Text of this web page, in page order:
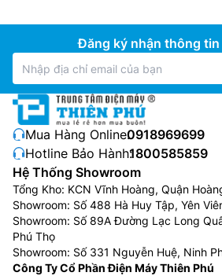
Đăng ký nhận thông tin
Mua Hàng Online:0918969699
Hotline Bảo Hành:1800585859
Hệ Thống Showroom
Tổng Kho: KCN Vĩnh Hoàng, Quận
Showroom: Số 488 Hà Huy Tập, Yên
Showroom: Số 89A Đường Lạc Long
Phú Thọ
Showroom: Số 331 Nguyễn Huệ, Ninh
Công Ty Cổ Phần Điện Máy Thiên Phú